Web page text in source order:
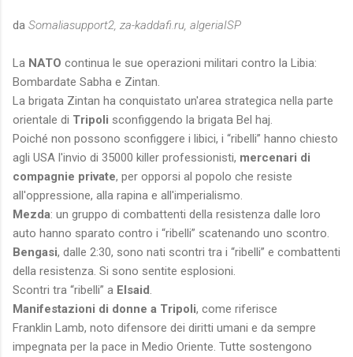
da Somaliasupport2, za-kaddafi.ru, algeriaISP
La NATO continua le sue operazioni militari contro la Libia:
Bombardate Sabha e Zintan.
La brigata Zintan ha conquistato un'area strategica nella parte
orientale di Tripoli sconfiggendo la brigata Bel haj.
Poiché non possono sconfiggere i libici, i “ribelli” hanno chiesto
agli USA l'invio di 35000 killer professionisti, mercenari di
compagnie private, per opporsi al popolo che resiste
all'oppressione, alla rapina e all'imperialismo.
Mezda: un gruppo di combattenti della resistenza dalle loro
auto hanno sparato contro i “ribelli” scatenando uno scontro.
Bengasi, dalle 2:30, sono nati scontri tra i “ribelli” e combattenti
della resistenza. Si sono sentite esplosioni.
Scontri tra “ribelli” a Elsaid
Manifestazioni di donne a Tripoli, come riferisce
Franklin Lamb, noto difensore dei diritti umani e da sempre
impegnata per la pace in Medio Oriente. Tutte sostengono